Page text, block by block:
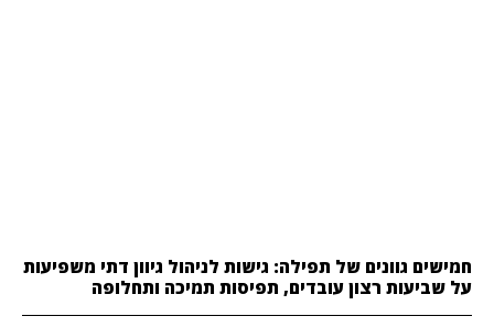
חמישים גוונים של תפילה: גישות לניהול גיוון דתי משפיעות
על שביעות רצון עובדים, תפיסות תמיכה ותחלופה